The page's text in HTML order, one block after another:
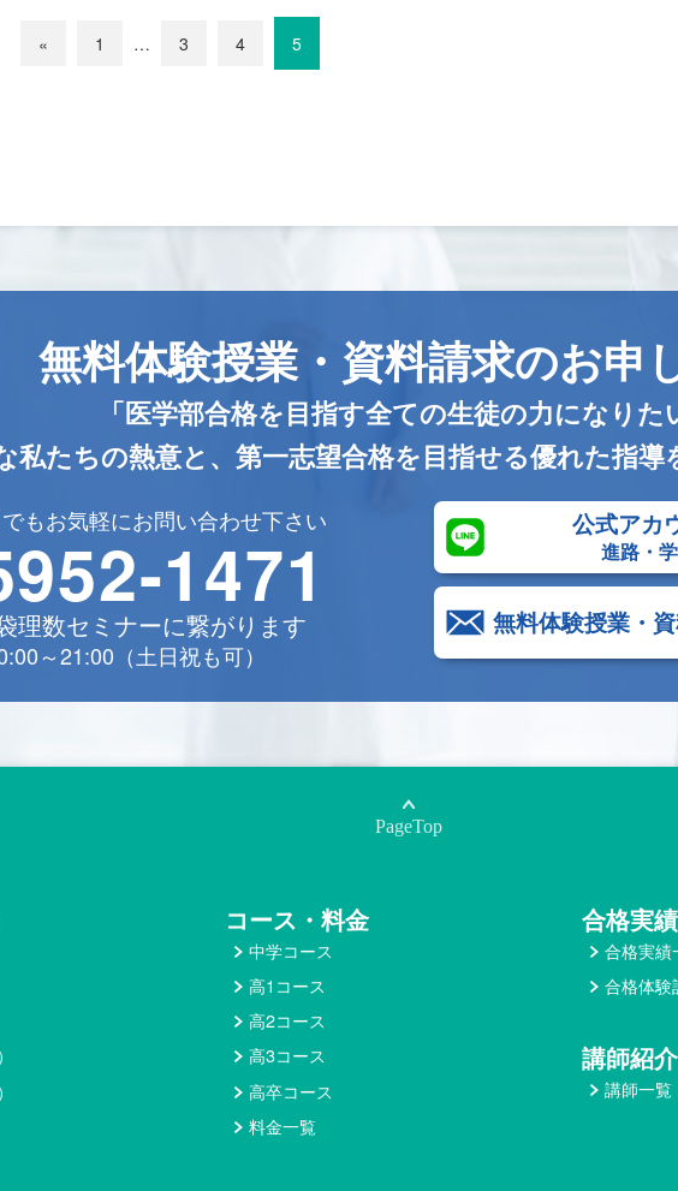
« 1 … 3 4 5
無料体験授業・資料請求のお申
「医学部合格を目指す全ての生徒の力になりた
私たちの熱意と、 第一志望合格を目指せる優れた指導
公式アカ
進路・
無料体験授業・
もお気軽にお問い合わせ下さい
1471
理数セミナーに繋がります
～21:00（土日祝も可）
PageTop
コース・料金
中学コース
高1コース
高2コース
高3コース
高卒コース
料金一覧
合格実
合格実績
合格体験
講師紹介
講師一覧